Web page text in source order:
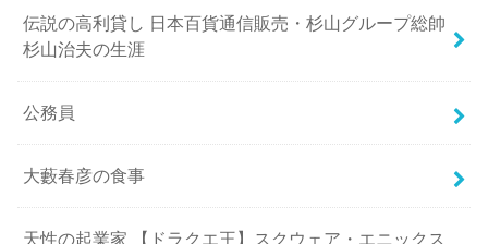
伝説の高利貸し 日本百貨通信販売・杉山グループ総帥
杉山治夫の生涯
公務員
大藪春彦の食事
天性の起業家 【ドラクエ王】スクウェア・エニックス